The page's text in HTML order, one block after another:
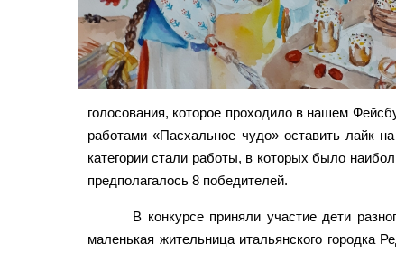
голосования, которое проходило в нашем
работами «Пасхальное чудо» оставить лайк
категории стали работы, в которых было
предполагалось 8 победителей.
В конкурсе приняли участие дети
маленькая жительница итальянского городка